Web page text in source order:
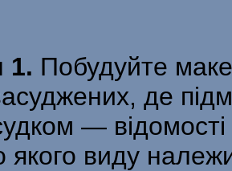
1. Побудуйте
де
—
якого виду